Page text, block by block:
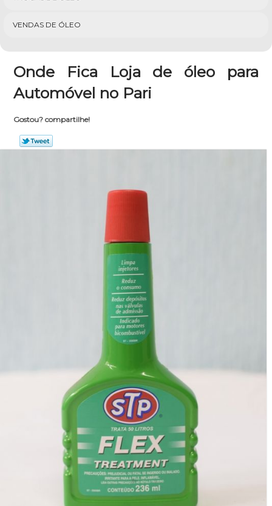
VENDAS DE ÓLEO
Onde Fica Loja de óleo para
Automóvel no Pari
Gostou? compartilhe!